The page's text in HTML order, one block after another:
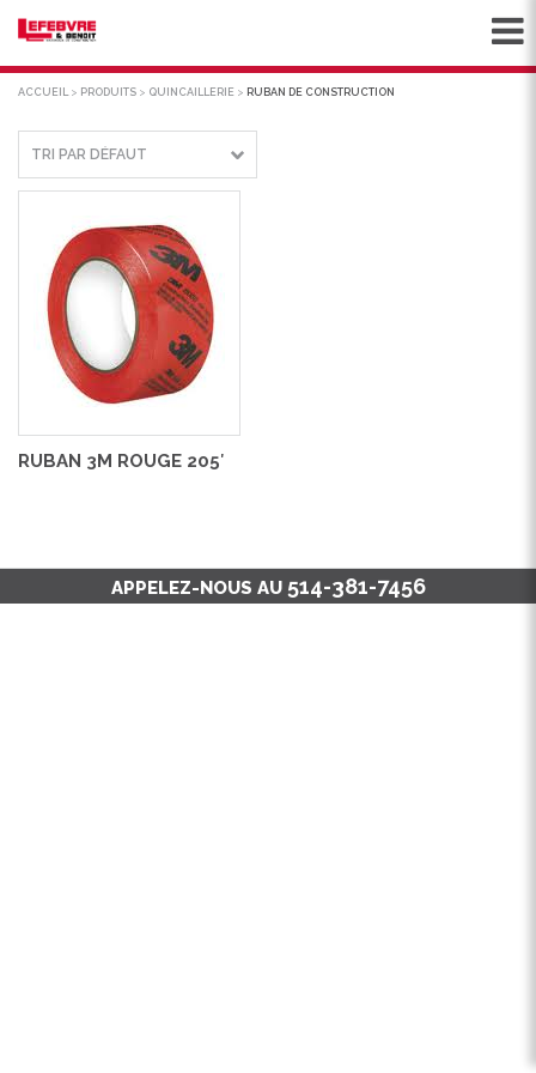
ACCUEIL > PRODUITS > QUINCAILLERIE > RUBAN DE CONSTRUCTION
RUBAN 3M ROUGE 205′
APPELEZ-NOUS AU 514-381-7456